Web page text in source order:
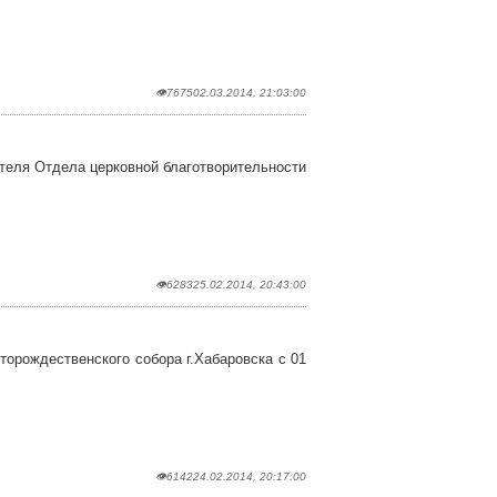
👁767502.03.2014, 21:03:00
Отдела церковной благотворительности
👁628325.02.2014, 20:43:00
собора г.Хабаровска с 01
👁614224.02.2014, 20:17:00